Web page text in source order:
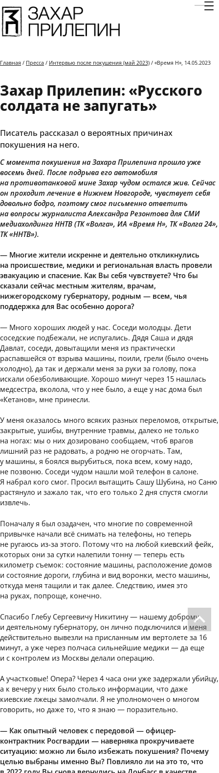
Главная / Пресса / Интервью после покушения (май 2023) / «Время Н», 14.05.2023
Захар Прилепин: «Русского
солдата не запугать»
Писатель рассказал о вероятных причинах
покушения на него.
С момента покушения на Захара Прилепина прошло уже
восемь дней. После подрыва его автомобиля
на противотанковой мине Захар чудом остался жив. Сейчас
он проходит лечение в Нижнем Новгороде, чувствует себя
довольно бодро, поэтому смог письменно ответить
на вопросы журналиста Александра Резонтова для СМИ
медиахолдинга ННТВ (ТК «Волга», ИА «Время Н», ТК «Волга 24»,
ТК «ННТВ»).
— Многие жители искренне и деятельно откликнулись
на происшествие, медики и региональная власть провели
эвакуацию и спасение. Как Вы себя чувствуете? Что бы
сказали сейчас местным жителям, врачам,
нижегородскому губернатору, родным — всем, чья
поддержка для Вас особенно дорога?
— Много хороших людей у нас. Соседи молодцы. Дети
соседские подбежали, не испугались. Дядя Саша и дядя
Давлат, соседи, довытащили меня из практически
распавшейся от взрыва машины, поили, грели (было очень
холодно), да так и держали меня за руки за голову, пока
искали обезболивающие. Хорошо минут через 15 нашлась
медсестра, вколола, что у нее было, а еще у нас дома был
«Кетанов», мне принесли.
У меня оказалось много всяких разных переломов, открытые,
закрытые, ушибы, внутренние травмы, далеко не только
на ногах: мы о них дозировано сообщаем, чтоб врагов
лишний раз не радовать, а родню не огорчать. Там,
у машины, я боялся вырубиться, пока всем, кому надо,
не позвоню. Соседи чудом нашли мой телефон в салоне.
Я набрал кого смог. Просил вытащить Сашу Шубина, но Саню
растянуло и зажало так, что его только 2 дня спустя смогли
извлечь.
Поначалу я был озадачен, что многие по современной
привычке начали всё снимать на телефоны, но теперь
не ругаюсь из-за этого. Потому что на любой киевский фейк,
которых они за сутки налепили тонну — теперь есть
километр съемок: состояние машины, расположение домов
и состояние дороги, глубина и вид воронки, место машины,
откуда меня тащили и так далее. Следствию, имея это
на руках, попроще, конечно.
Спасибо Глебу Сергеевичу Никитину — нашему доброму
и деятельному губернатору, он лично подключился и меня
действительно вывезли на присланным им вертолете за 16
минут, а уже через полчаса сильнейшие медики — да еще
и с контролем из Москвы делали операцию.
А участковые! Опера? Через 4 часа они уже задержали убийцу,
а к вечеру у них было столько информации, что даже
киевские лжецы замолчали. Я не уполномочен о многом
говорить, но даже то, что я знаю — поразительно.
— Как опытный человек с передовой — офицер-
контрактник Росгвардии — наверняка прокручиваете
ситуацию: можно ли было избежать покушения? Почему
целью выбраны именно Вы? Повлияло ли на это то, что